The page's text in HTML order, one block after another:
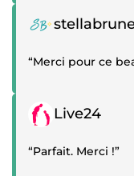
Positive review
“Merci pour ce
Positive review
Live24
“Parfait. Merci !”